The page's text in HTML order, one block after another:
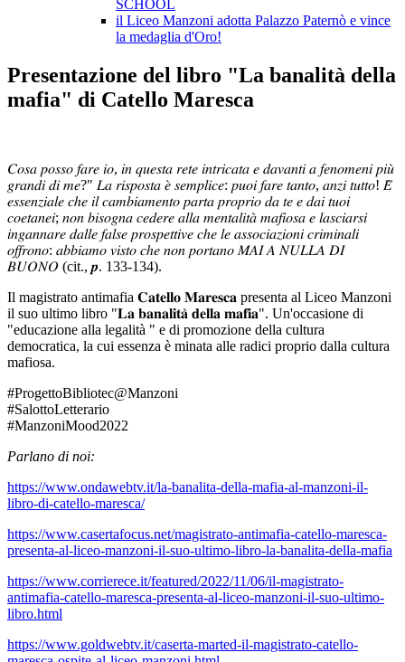
SCHOOL
il Liceo Manzoni adotta Palazzo Paternò e vince
la medaglia d'Oro!
Presentazione del libro "La banalità della
mafia" di Catello Maresca
𝐶𝑜𝑠𝑎 𝑝𝑜𝑠𝑠𝑜 𝑓𝑎𝑟𝑒 𝑖𝑜, 𝑖𝑛 𝑞𝑢𝑒𝑠𝑡𝑎 𝑟𝑒𝑡𝑒 𝑖𝑛𝑡𝑟𝑖𝑐𝑎𝑡𝑎 𝑒 𝑑𝑎𝑣𝑎𝑛𝑡𝑖 𝑎 𝑓𝑒𝑛𝑜𝑚𝑒𝑛𝑖 𝑝𝑖𝑢̀
𝑔𝑟𝑎𝑛𝑑𝑖 𝑑𝑖 𝑚𝑒?" 𝐿𝑎 𝑟𝑖𝑠𝑝𝑜𝑠𝑡𝑎 𝑒̀ 𝑠𝑒𝑚𝑝𝑙𝑖𝑐𝑒: 𝑝𝑢𝑜𝑖 𝑓𝑎𝑟𝑒 𝑡𝑎𝑛𝑡𝑜, 𝑎𝑛𝑧𝑖 𝑡𝑢𝑡𝑡𝑜! 𝐸̀
𝑒𝑠𝑠𝑒𝑛𝑧𝑖𝑎𝑙𝑒 𝑐ℎ𝑒 𝑖𝑙 𝑐𝑎𝑚𝑏𝑖𝑎𝑚𝑒𝑛𝑡𝑜 𝑝𝑎𝑟𝑡𝑎 𝑝𝑟𝑜𝑝𝑟𝑖𝑜 𝑑𝑎 𝑡𝑒 𝑒 𝑑𝑎𝑖 𝑡𝑢𝑜𝑖
𝑐𝑜𝑒𝑡𝑎𝑛𝑒𝑖; 𝑛𝑜𝑛 𝑏𝑖𝑠𝑜𝑔𝑛𝑎 𝑐𝑒𝑑𝑒𝑟𝑒 𝑎𝑙𝑙𝑎 𝑚𝑒𝑛𝑡𝑎𝑙𝑖𝑡𝑎̀ 𝑚𝑎𝑓𝑖𝑜𝑠𝑎 𝑒 𝑙𝑎𝑠𝑐𝑖𝑎𝑟𝑠𝑖
𝑖𝑛𝑔𝑎𝑛𝑛𝑎𝑟𝑒 𝑑𝑎𝑙𝑙𝑒 𝑓𝑎𝑙𝑠𝑒 𝑝𝑟𝑜𝑠𝑝𝑒𝑡𝑡𝑖𝑣𝑒 𝑐ℎ𝑒 𝑙𝑒 𝑎𝑠𝑠𝑜𝑐𝑖𝑎𝑧𝑖𝑜𝑛𝑖 𝑐𝑟𝑖𝑚𝑖𝑛𝑎𝑙𝑖
𝑜𝑓𝑓𝑟𝑜𝑛𝑜: 𝑎𝑏𝑏𝑖𝑎𝑚𝑜 𝑣𝑖𝑠𝑡𝑜 𝑐ℎ𝑒 𝑛𝑜𝑛 𝑝𝑜𝑟𝑡𝑎𝑛𝑜 𝑀𝐴𝐼 𝐴 𝑁𝑈𝐿𝐿𝐴 𝐷𝐼
𝐵𝑈𝑂𝑁𝑂 (cit., 𝒑. 133-134).
Il magistrato antimafia 𝐂𝐚𝐭𝐞𝐥𝐥𝐨 𝐌𝐚𝐫𝐞𝐬𝐜𝐚 presenta al Liceo Manzoni
il suo ultimo libro "𝐋𝐚 𝐛𝐚𝐧𝐚𝐥𝐢𝐭𝐚̀ 𝐝𝐞𝐥𝐥𝐚 𝐦𝐚𝐟𝐢𝐚". Un'occasione di
"educazione alla legalità " e di promozione della cultura
democratica, la cui essenza è minata alle radici proprio dalla cultura
mafiosa.
#ProgettoBibliotec@Manzoni
#SalottoLetterario
#ManzoniMood2022
Parlano di noi:
https://www.ondawebtv.it/la-banalita-della-mafia-al-manzoni-il-
libro-di-catello-maresca/
https://www.casertafocus.net/magistrato-antimafia-catello-maresca-
presenta-al-liceo-manzoni-il-suo-ultimo-libro-la-banalita-della-mafia
https://www.corrierece.it/featured/2022/11/06/il-magistrato-
antimafia-catello-maresca-presenta-al-liceo-manzoni-il-suo-ultimo-
libro.html
https://www.goldwebtv.it/caserta-marted-il-magistrato-catello-